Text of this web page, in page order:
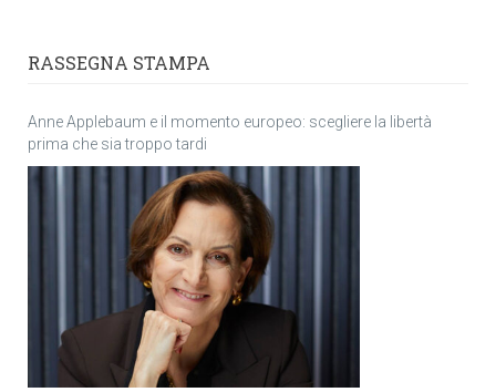
RASSEGNA STAMPA
Anne Applebaum e il momento europeo: scegliere la libertà
prima che sia troppo tardi